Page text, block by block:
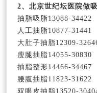
2、北京世纪坛医院做
抽脂吸脂13088-34422
人工抽脂10877-31441
大肚子抽脂12309-
瘦腿抽脂14055-30830
抽脂整形14466-34467
腰腹抽脂11823-31622
双眼皮抽脂13520-